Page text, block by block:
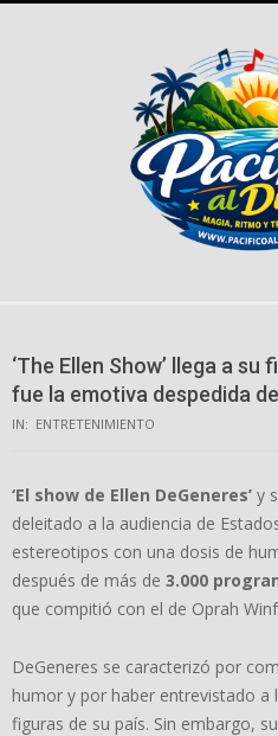
‘The Ellen Show’ llega a
fue la emotiva despedida
IN: ENTRETENIMIENTO
‘El show de Ellen DeGeneres’ y
deleitado a la audiencia de
estereotipos con una dosis de
después de más de 3.000
que compitió con el de Oprah
DeGeneres se caracterizó por
humor y por haber entrevistado a
figuras de su país. Sin embargo,